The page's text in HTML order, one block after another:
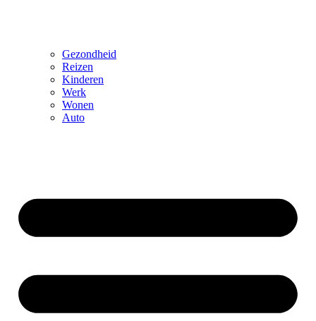
Gezondheid
Reizen
Kinderen
Werk
Wonen
Auto